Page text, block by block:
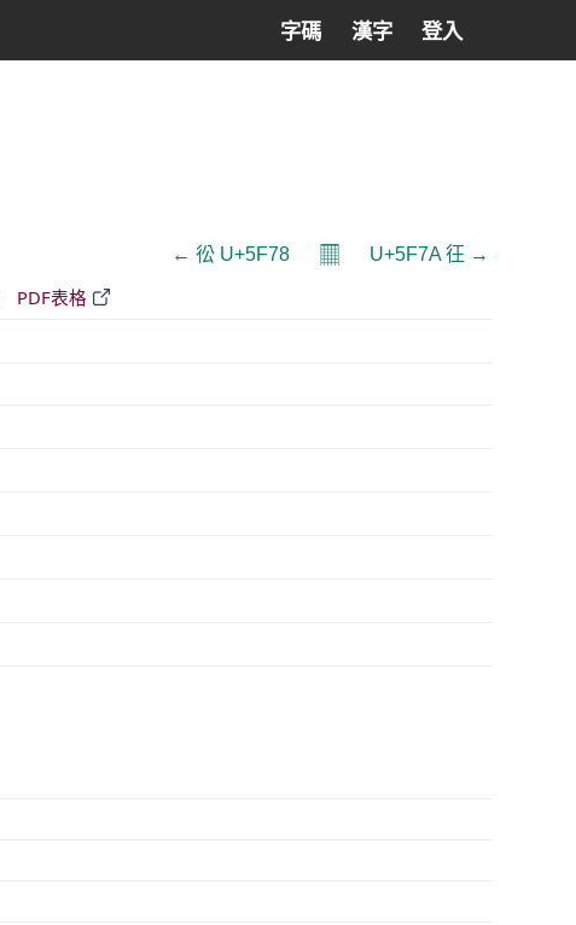
字碼 漢字 登入
← 彸 U+5F78 𝄜 U+5F7A 彺 →
PDF表格